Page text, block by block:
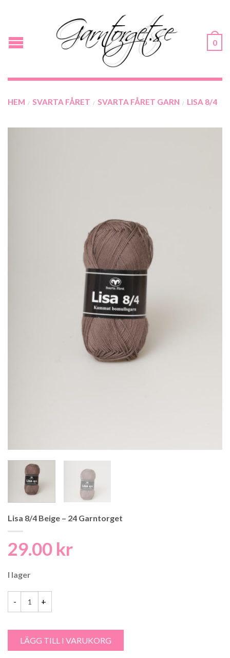
0
HEM / SVARTA FÅRET / SVARTA FÅRET GARN / LISA 8/4
Lisa 8/4 Beige – 24 Garntorget
29.00 kr
I lager
LÄGG TILL I VARUKORG